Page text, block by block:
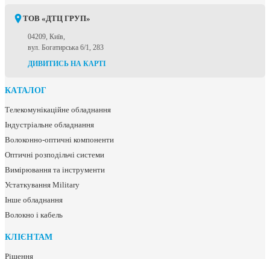
ТОВ «ДТЦ ГРУП»
04209, Київ,
вул. Богатирська 6/1, 283
ДИВИТИСЬ НА КАРТІ
КАТАЛОГ
Телекомунікаційне обладнання
Індустріальне обладнання
Волоконно-оптичні компоненти
Оптичні розподільчі системи
Вимірювання та інструменти
Устаткування Military
Інше обладнання
Волокно і кабель
КЛІЄНТАМ
Рішення